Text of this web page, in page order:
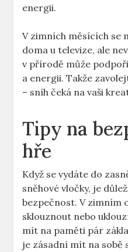
energii.
V zimních měsících se
doma u⁢ televize, ale‍
v ⁣přírodě může
a energii. Takže
– sníh čeká​ na⁤ vaši
Tipy na​
hře
Když se vydáte​ do
⁤sněhové vločky, je
bezpečnost.​ V zimním⁤
sklouznout nebo
mít na paměti​ pár
je zásadní mít na sobě⁤